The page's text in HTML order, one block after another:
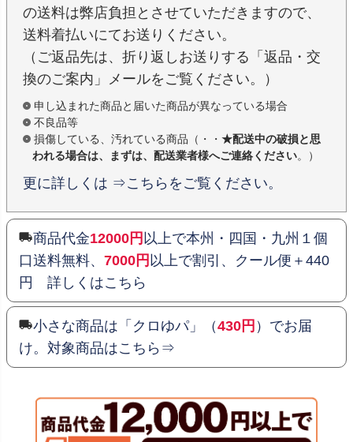
の送料は弊店負担とさせていただきますので、
送料着払いにてお送りください。
（ご返品先は、折り返しお送りする「返品・交
換のご案内」メールをご覧ください。）
申し込まれた商品と届いた商品が異なっている場合
不良品等
損傷している、汚れている商品（・・ ★配送中の破損と思
われる場合は、まずは、配送業者様へご連絡ください。）
更に詳しくは ⇒こちらをご覧ください。
商品代金12000円 以上で本州・四国・九州１個
口送料無料、 7000円 以上で割引、クール便＋440
円 詳しくはこちら
小さな商品は「クロゆパ」（430円 ）でお届
け。対象商品はこちら⇒